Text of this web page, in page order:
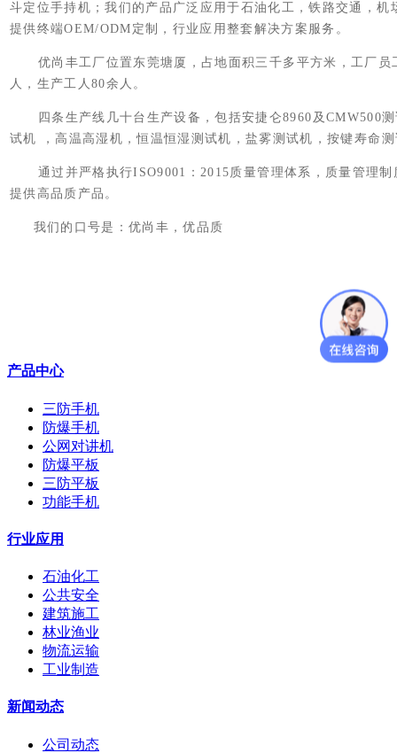
斗定位手持机；我们的产品广泛应用于石油化工，铁路交通，
提供终端OEM/ODM定制，行业应用整套解决方案服务。
优尚丰工厂位置东莞塘厦，占地面积三千多平方米，工厂
人，生产工人80余人。
四条生产线几十台生产设备，包括安捷仑8960及CMW500测
试机 ，高温高湿机，恒温恒湿测试机，盐雾测试机，按键寿命
通过并严格执行ISO9001：2015质量管理体系，质量管理制
提供高品质产品。
我们的口号是：优尚丰，优品质
产品中心
三防手机
防爆手机
公网对讲机
防爆平板
三防平板
功能手机
行业应用
石油化工
公共安全
建筑施工
林业渔业
物流运输
工业制造
新闻动态
公司动态